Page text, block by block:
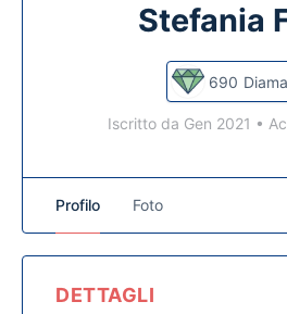
Stefania
690
Iscritto da Gen 2021 •
Profilo Foto
DETTAGLI